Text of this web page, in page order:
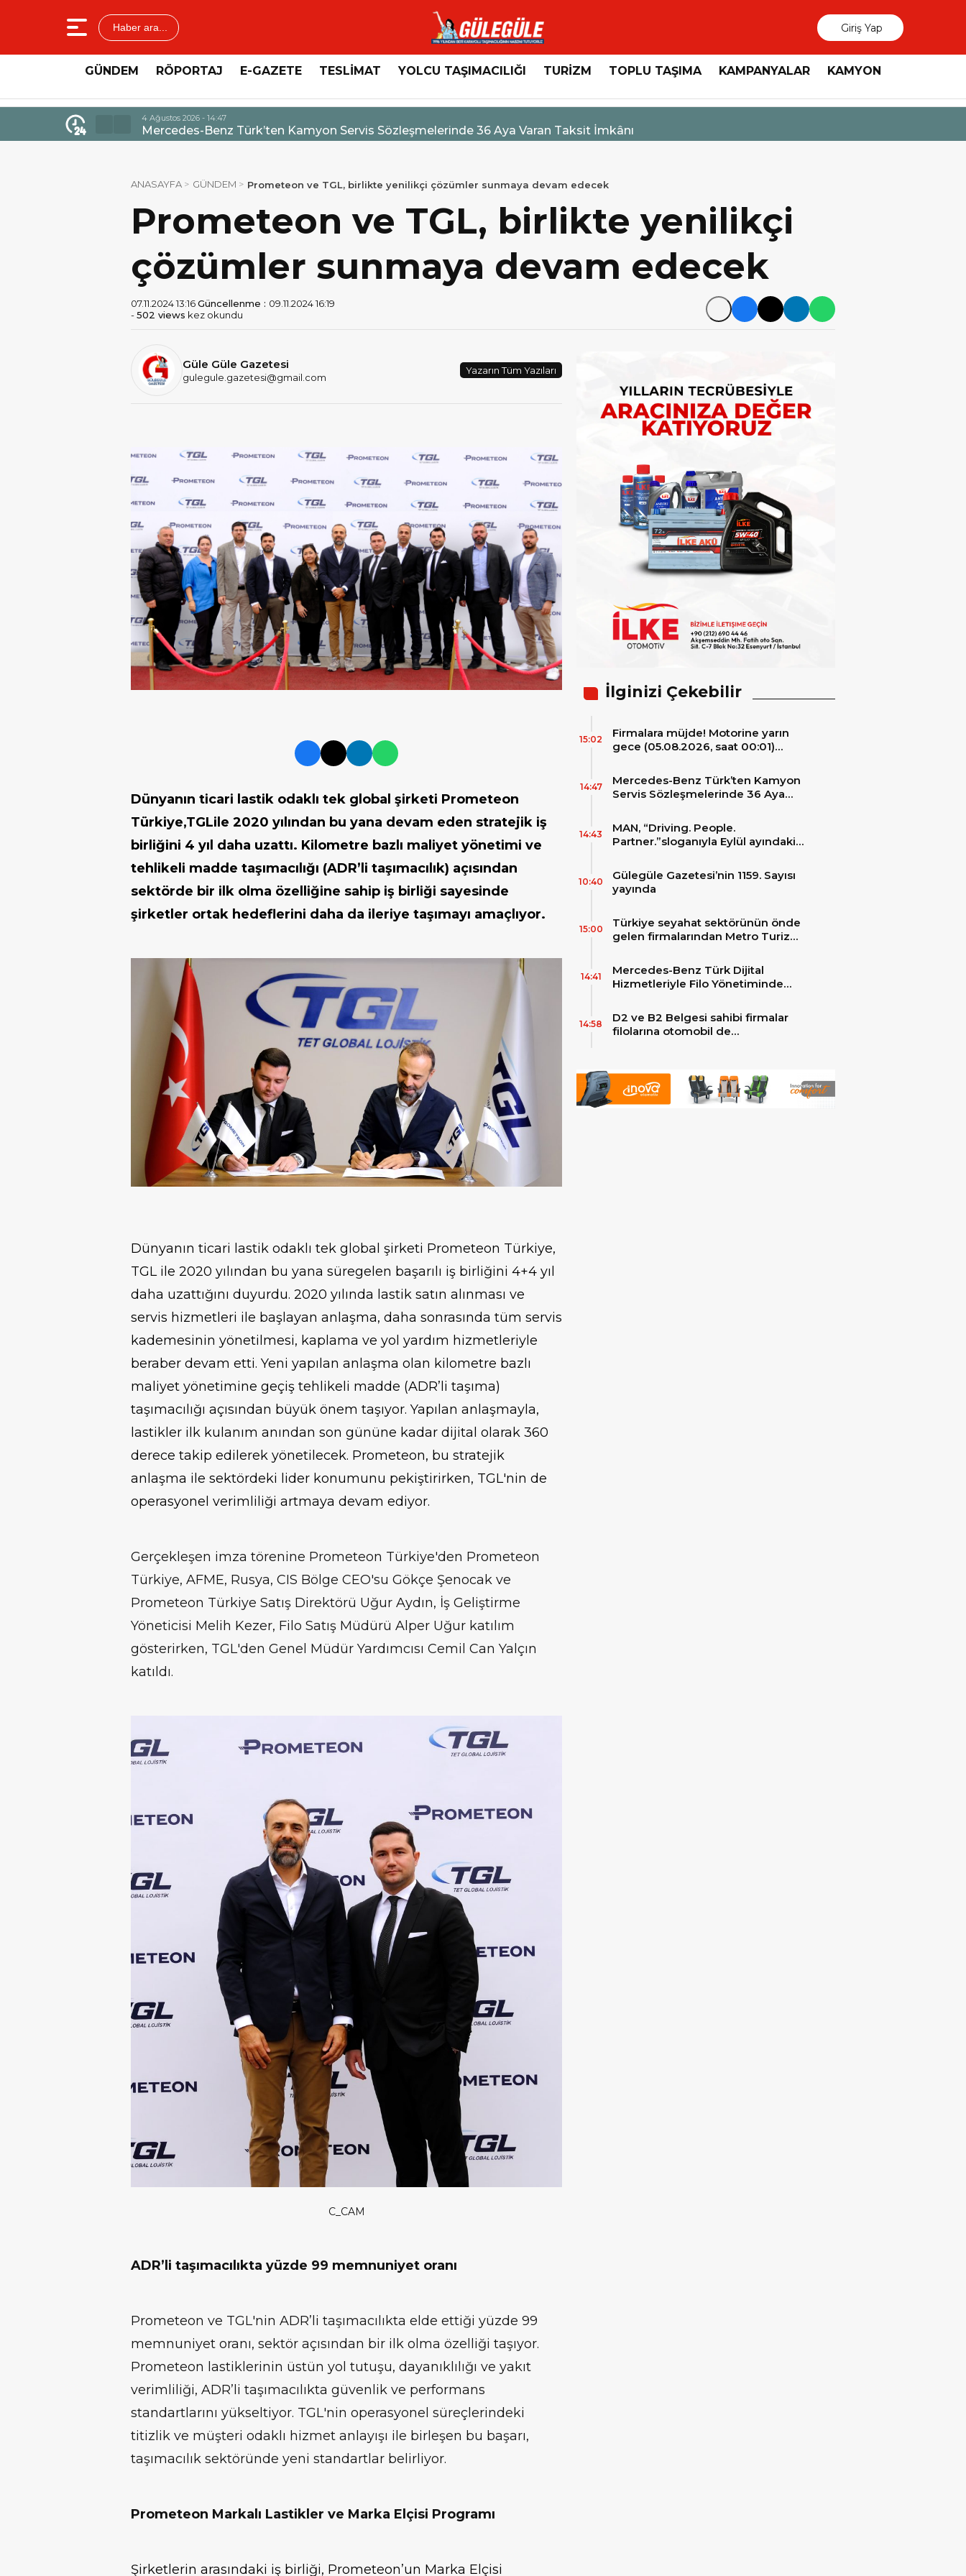
Haber ara... Giriş Yap
GÜNDEM RÖPORTAJ E-GAZETE TESLİMAT YOLCU TAŞIMACILIĞI TURİZM TOPLU TAŞIMA KAMPANYALAR KAMYON
4 Ağustos 2026 - 14:47
Mercedes-Benz Türk’ten Kamyon Servis Sözleşmelerinde 36 Aya Varan Taksit İmkânı
ANASAYFA GÜNDEM Prometeon ve TGL, birlikte yenilikçi çözümler sunmaya devam edecek
Prometeon ve TGL, birlikte yenilikçi
çözümler sunmaya devam edecek
07.11.2024 13:16Güncellenme : 09.11.2024 16:19
-502 views kez okundu
Güle Güle Gazetesi
gulegule.gazetesi@gmail.com
Yazarın Tüm Yazıları
Dünyanın ticari lastik odaklı tek global şirketi Prometeon
Türkiye,TGLile 2020 yılından bu yana devam eden stratejik iş
birliğini 4 yıl daha uzattı. Kilometre bazlı maliyet yönetimi ve
tehlikeli madde taşımacılığı (ADR’li taşımacılık) açısından
sektörde bir ilk olma özelliğine sahip iş birliği sayesinde
şirketler ortak hedeflerini daha da ileriye taşımayı amaçlıyor.
Dünyanın ticari lastik odaklı tek global şirketi Prometeon Türkiye,
TGL ile 2020 yılından bu yana süregelen başarılı iş birliğini 4+4 yıl
daha uzattığını duyurdu. 2020 yılında lastik satın alınması ve
servis hizmetleri ile başlayan anlaşma, daha sonrasında tüm servis
kademesinin yönetilmesi, kaplama ve yol yardım hizmetleriyle
beraber devam etti. Yeni yapılan anlaşma olan kilometre bazlı
maliyet yönetimine geçiş tehlikeli madde (ADR’li taşıma)
taşımacılığı açısından büyük önem taşıyor. Yapılan anlaşmayla,
lastikler ilk kulanım anından son gününe kadar dijital olarak 360
derece takip edilerek yönetilecek. Prometeon, bu stratejik
anlaşma ile sektördeki lider konumunu pekiştirirken, TGL'nin de
operasyonel verimliliği artmaya devam ediyor.
Gerçekleşen imza törenine Prometeon Türkiye'den Prometeon
Türkiye, AFME, Rusya, CIS Bölge CEO'su Gökçe Şenocak ve
Prometeon Türkiye Satış Direktörü Uğur Aydın, İş Geliştirme
Yöneticisi Melih Kezer, Filo Satış Müdürü Alper Uğur katılım
gösterirken, TGL'den Genel Müdür Yardımcısı Cemil Can Yalçın
katıldı.
C_CAM
ADR’li taşımacılıkta yüzde 99 memnuniyet oranı
Prometeon ve TGL'nin ADR’li taşımacılıkta elde ettiği yüzde 99
memnuniyet oranı, sektör açısından bir ilk olma özelliği taşıyor.
Prometeon lastiklerinin üstün yol tutuşu, dayanıklılığı ve yakıt
verimliliği, ADR’li taşımacılıkta güvenlik ve performans
standartlarını yükseltiyor. TGL'nin operasyonel süreçlerindeki
titizlik ve müşteri odaklı hizmet anlayışı ile birleşen bu başarı,
taşımacılık sektöründe yeni standartlar belirliyor.
Prometeon Markalı Lastikler ve Marka Elçisi Programı
Şirketlerin arasındaki iş birliği, Prometeon’un Marka Elçisi
İlginizi Çekebilir
Firmalara müjde! Motorine yarın
gece (05.08.2026, saat 00:01)
bekleniyor.
15:02
Mercedes-Benz Türk’ten Kamyon
Servis Sözleşmelerinde 36 Aya
14:47
MAN, “Driving. People.
Partner.”sloganıyla Eylül ayındaki
14:43
Gülegüle Gazetesi’nin 1159. Sayısı
yayında
10:40
Türkiye seyahat sektörünün önde
gelen firmalarından Metro Turizm
zirvesindeki 2 adet yepyeni MAN
Skyliner ile güçlendirdi!
15:00
Mercedes-Benz Türk Dijital
Hizmetleriyle Filo Yönetiminde
14:41
D2 ve B2 Belgesi sahibi firmalar
filolarına otomobil de
14:58